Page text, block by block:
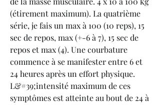
(étirement maximum). La quatrième
série, je fais un max à 100 (10 reps), 15
sec de repos, max (+-6 à 7), 15 sec de
repos et max (4). Une courbature
commence à se manifester entre 6 et
24 heures après un effort physique.
L&#39;intensité maximum de ces
symptômes est atteinte au bout de 24 à